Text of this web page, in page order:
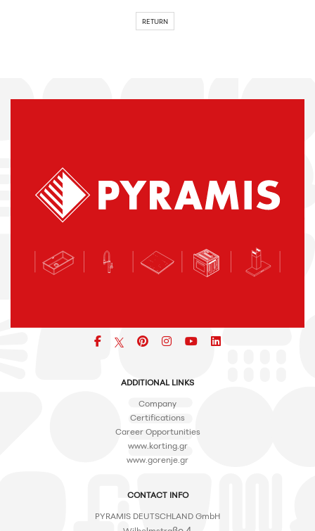
RETURN
Facebookpinterest
iconiconicon
ADDITIONAL LINKS
Company
Certifications
Career Opportunities
www.korting.gr
www.gorenje.gr
CONTACT INFO
PYRAMIS DEUTSCHLAND GmbH